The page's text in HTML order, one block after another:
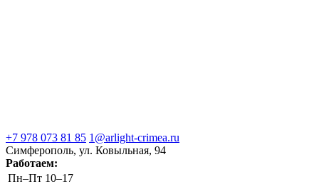
+7 978 073 81 85 1@arlight-crimea.ru
Симферополь, ул. Ковыльная, 94
Работаем:
Пн–Пт 10–17